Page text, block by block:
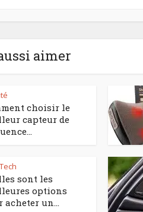
aimer
choisir le
capteur de
sont les
options
acheter un...